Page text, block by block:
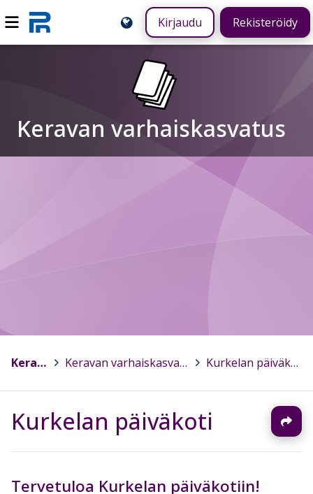
Kirjaudu Rekisteröidy
Keravan varhaiskasvatus
Kerava > Keravan varhaiskasvatus > Kurkelan päiväkoti
Kurkelan päiväkoti
Tervetuloa Kurkelan päiväkotiin!